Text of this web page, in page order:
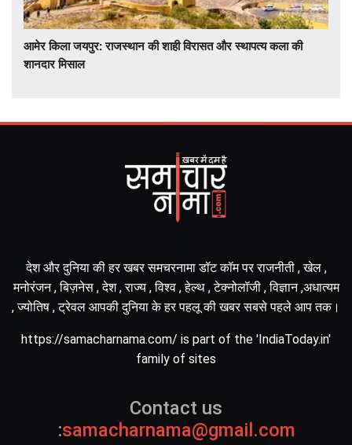
आमेर किला जयपुर: राजस्थान की शाही विरासत और स्थापत्य कला की
शानदार मिसाल
देश और दुनिया की हर खबर समचरनामा डॉट कॉम पर राजनीती , खेल ,
मनोरंजन , बिज़नेस , देश , राज्य , विश्व , हेल्थ , टेक्नोलॉजी , विज्ञान ,अधात्यम
, ज्योतिष , ट्रेवल आपकी दुनिया के हर पहलू की खबर सबसे पहले आप तक।
https://samacharnama.com/ is part of the 'IndiaToday.in'
family of sites
Contact us
:samacharnama@gmail.com